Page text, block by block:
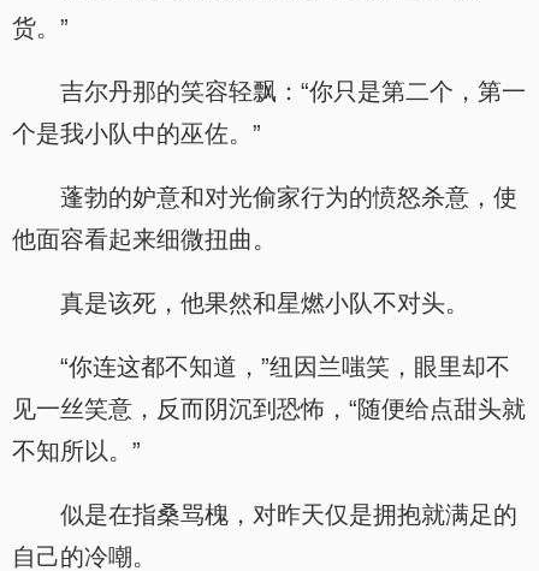
货。”
吉尔丹那的笑容轻飘：“你只是第二个，第一
个是我小队中的巫佐。”
蓬勃的妒意和对光偷家行为的愤怒杀意，使
他面容看起来细微扭曲。
真是该死，他果然和星燃小队不对头。
“你连这都不知道，”纽因兰嗤笑，眼里却不
见一丝笑意，反而阴沉到恐怖，“随便给点甜头就
不知所以。”
似是在指桑骂槐，对昨天仅是拥抱就满足的
自己的冷嘲。